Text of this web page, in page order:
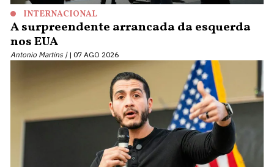
INTERNACIONAL
A surpreendente arrancada da esquerda
nos EUA
Antonio Martins | 07 AGO 2026